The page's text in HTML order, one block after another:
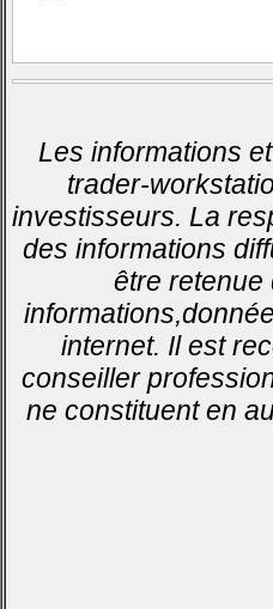
Les informations
trader-
investisseurs. La
des informations
être retenue
internet. Il est
conseiller
ne constituent en